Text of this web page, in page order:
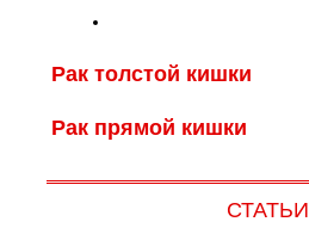
Рак толстой кишки
Рак прямой кишки
СТАТЬИ